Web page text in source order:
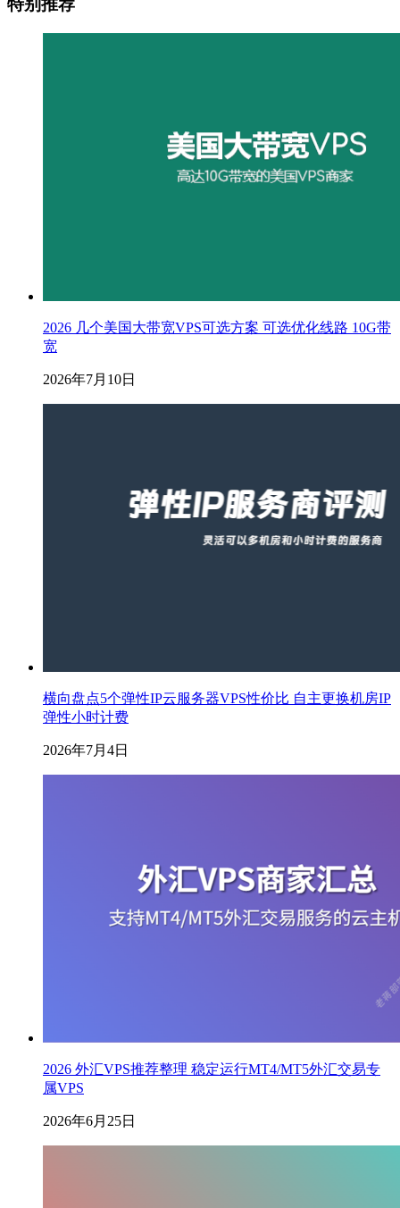
特别推荐
2026 几个美国大带宽VPS可选方案 可选优化线路 10G带
宽
2026年7月10日
横向盘点5个弹性IP云服务器VPS性价比 自主更换机房IP
弹性小时计费
2026年7月4日
2026 外汇VPS推荐整理 稳定运行MT4/MT5外汇交易专
属VPS
2026年6月25日